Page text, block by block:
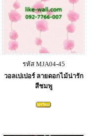
รหัส MJA04-45
วอลเปเปอร์ ลายดอกไม้น่ารัก
สีชมพู